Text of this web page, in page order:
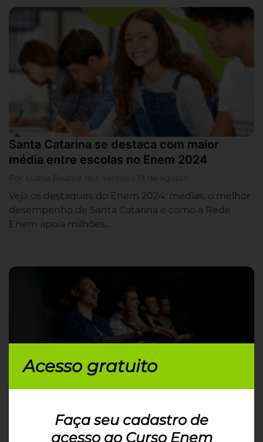
Santa Catarina se destaca com maior
média entre escolas no Enem 2024
Por Luana Beatriz dos Santos | 19 de agosto
Veja os destaques do Enem 2024: médias, o melhor
desempenho de Santa Catarina e como a Rede
Enem apoia milhões...
desafio do Enem de democratizar a
cultura?
Acesso gratuito
Faça seu cadastro de
acesso ao Curso Enem